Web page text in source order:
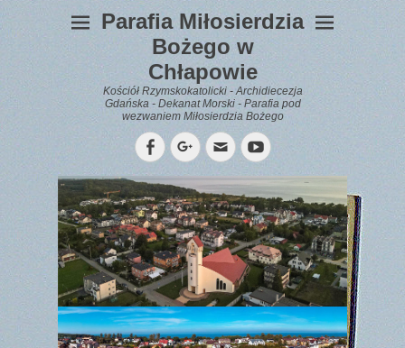
Parafia Miłosierdzia
Bożego w
Chłapowie
Kościół Rzymskokatolicki - Archidiecezja
Gdańska - Dekanat Morski - Parafia pod
wezwaniem Miłosierdzia Bożego
FacebookGoogleplus
EmailYouTube
WYPOCZYNEK